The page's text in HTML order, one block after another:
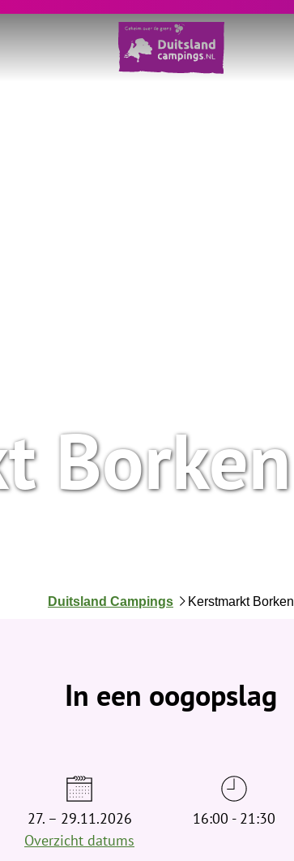
Borken
J
h
i
Duitsland Campings Kerstmarkt Borken
In een oogopslag
27. – 29.11.2026
Overzicht datums
16:00 - 21:30